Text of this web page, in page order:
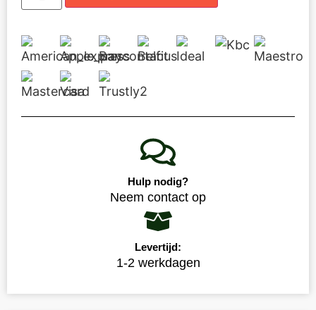
Hulp nodig?
Neem contact op
Levertijd:
1-2 werkdagen